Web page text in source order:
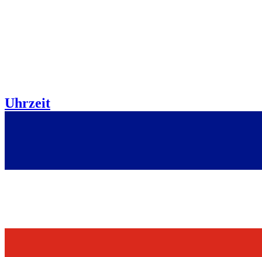
Uhrzeit